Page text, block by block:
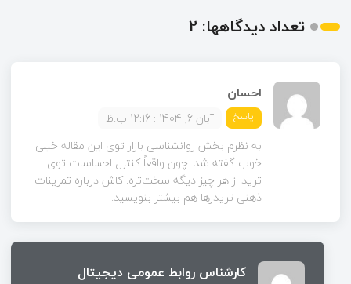
تعداد دیدگاهها: 2
احسان
پاسخ
آبان 6, 1404 : 12:16 ب.ظ
به نظرم بخش روانشناسی بازار توی این مقاله خیلی
خوب گفته شد. چون واقعاً کنترل احساسات توی
ترید از هر چیز دیگه سخت‌تره. کاش درباره تمرینات
ذهنی تریدرها هم بیشتر بنویسید.
کارشناس روابط عمومی دیجیتال